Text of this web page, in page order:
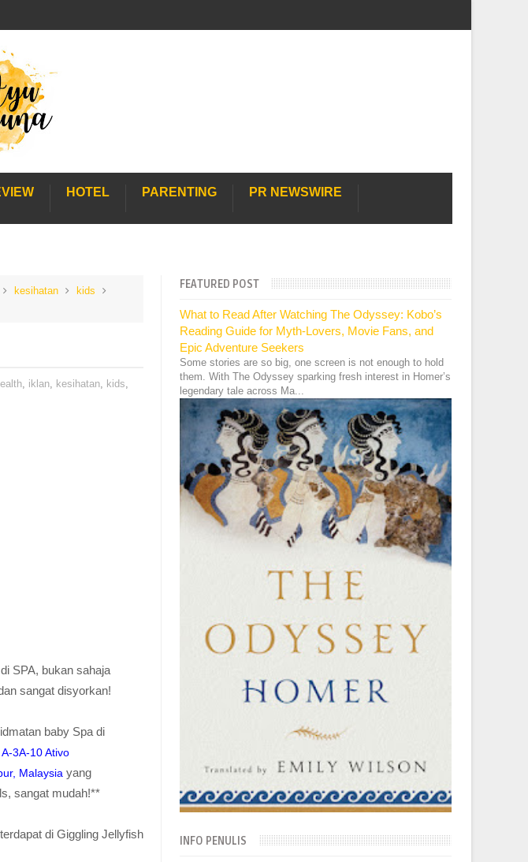
HOTEL PARENTING PR NEWSWIRE
kesihatan
kids
, iklan, kesihatan, kids,
SPA, bukan sahaja
sangat disyorkan!
baby Spa di
A-3A-10 Ativo
Malaysia yang
sangat mudah!**
di Giggling Jellyfish
FEATURED POST
What to Read After Watching The Odyssey: Kobo’s
Reading Guide for Myth-Lovers, Movie Fans, and
Epic Adventure Seekers
Some stories are so big, one screen is not enough to hold
them. With The Odyssey sparking fresh interest in Homer’s
legendary tale across Ma...
INFO PENULIS